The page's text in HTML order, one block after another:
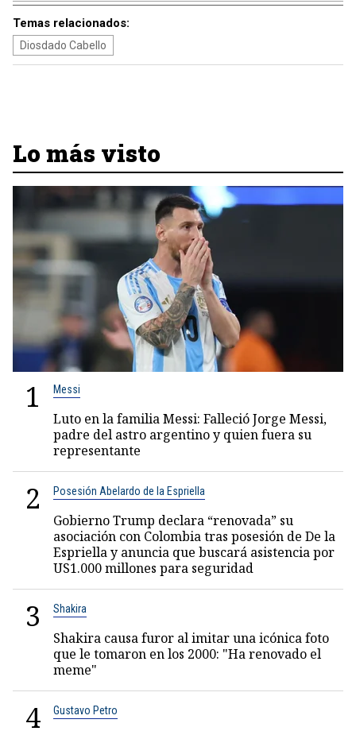
Temas relacionados:
Diosdado Cabello
Lo más visto
1 Messi
Luto en la familia Messi: Falleció Jorge Messi,
padre del astro argentino y quien fuera su
representante
2 Posesión Abelardo de la Espriella
Gobierno Trump declara “renovada” su
asociación con Colombia tras posesión de De la
Espriella y anuncia que buscará asistencia por
US1.000 millones para seguridad
3 Shakira
Shakira causa furor al imitar una icónica foto
que le tomaron en los 2000: "Ha renovado el
meme"
4 Gustavo Petro